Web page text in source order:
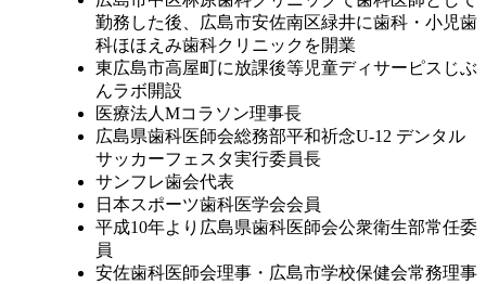
勤務した後、広島市安佐南区緑井に歯科・小児歯
科ほほえみ歯科クリニックを開業
東広島市高屋町に放課後等児童ディサーピスじぶ
んラボ開設
医療法人Mコラソン理事長
広島県歯科医師会総務部平和祈念U-12 デンタル
サッカーフェスタ実行委員長
サンフレ歯会代表
日本スポーツ歯科医学会会員
平成10年より広島県歯科医師会公衆衛生部常任委
員
安佐歯科医師会理事・広島市学校保健会常務理事